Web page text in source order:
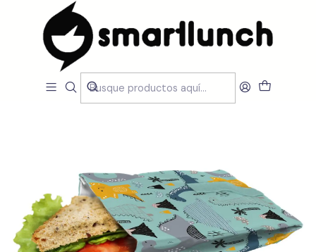
LOJA
Acessórios
Saco de Sanduíche Reutilizável Dinosauros